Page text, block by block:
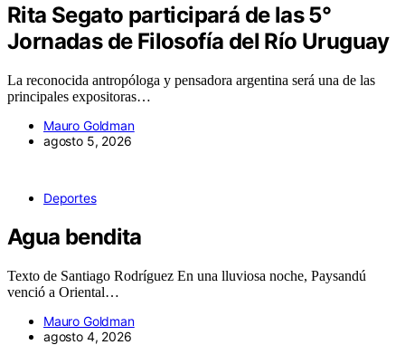
Rita Segato participará de las 5°
Jornadas de Filosofía del Río Uruguay
La reconocida antropóloga y pensadora argentina será una de las
principales expositoras…
Mauro Goldman
agosto 5, 2026
Deportes
Agua bendita
Texto de Santiago Rodríguez En una lluviosa noche, Paysandú
venció a Oriental…
Mauro Goldman
agosto 4, 2026